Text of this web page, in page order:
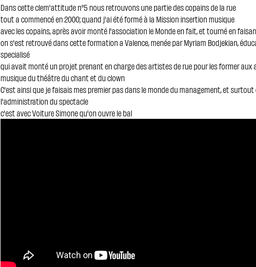
Dans cette clem'attitude n°5 nous retrouvons une partie des copains de la rue
tout a commencé en 2000; quand j'ai été formé à la Mission insertion musique
avec les copains, après avoir monté l'association le Monde en fait, et tourné en
on s'est retrouvé dans cette formation a Valence, menée par Myriam Bodjekian,
specialisé
qui avait monté un projet prenant en charge des artistes de rue pour les former aux
musique du théâtre du chant et du clown
C'est ainsi que je faisais mes premier pas dans le monde du management, et surtout
l'administration du spectacle
c'est avec Voiture Simone qu'on ouvre le bal